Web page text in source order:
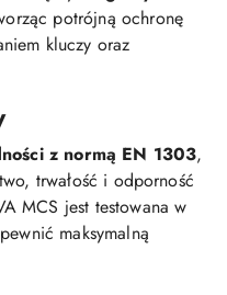
potrójną ochronę
kluczy oraz
z normą EN 1303,
trwałość i odporność
MCS jest testowana w
maksymalną